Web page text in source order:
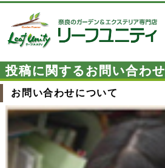
投稿に関するお問い合わせ
お問い合わせについて